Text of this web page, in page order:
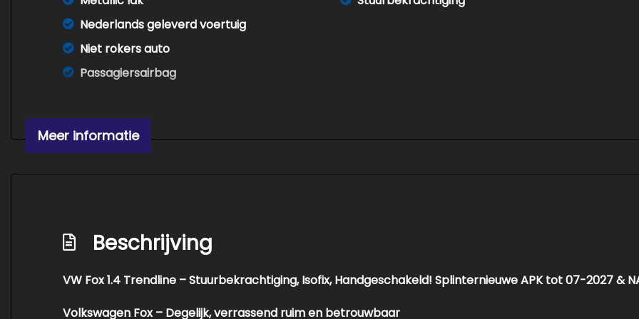
Nederlands geleverd voertuig
Niet rokers auto
Passagiersairbag
Meer informatie
Beschrijving
VW Fox 1.4 Trendline – Stuurbekrachtiging, Isofix, Handgeschakeld! Splinternieuwe APK tot 07-2027 &
Volkswagen Fox – Degelijk, verrassend ruim en betrouwbaar